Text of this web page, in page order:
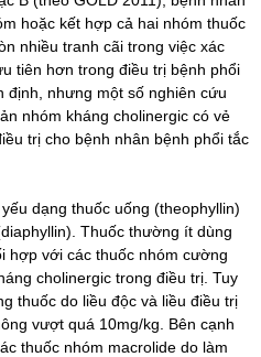
hoặc kết hợp cả hai nhóm thuốc
nhiều tranh cãi trong việc xác
tiên hơn trong điều trị bệnh phổi
định, nhưng một số nghiên cứu
nhóm kháng cholinergic có vẻ
trị cho bệnh nhân bệnh phổi tắc
dạng thuốc uống (theophyllin)
Thuốc thường ít dùng
hợp với các thuốc nhóm cường
cholinergic trong điều trị. Tuy
thuốc do liều độc và liều điều trị
vượt quá 10mg/kg. Bên cạnh
thuốc nhóm macrolide do làm